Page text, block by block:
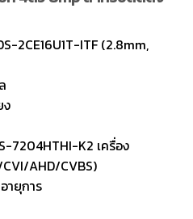
2CE16U1T-ITF (2.8mm,
ง
7204HTHI-K2 เครื่อง
AHD/CVBS)
ายุการ